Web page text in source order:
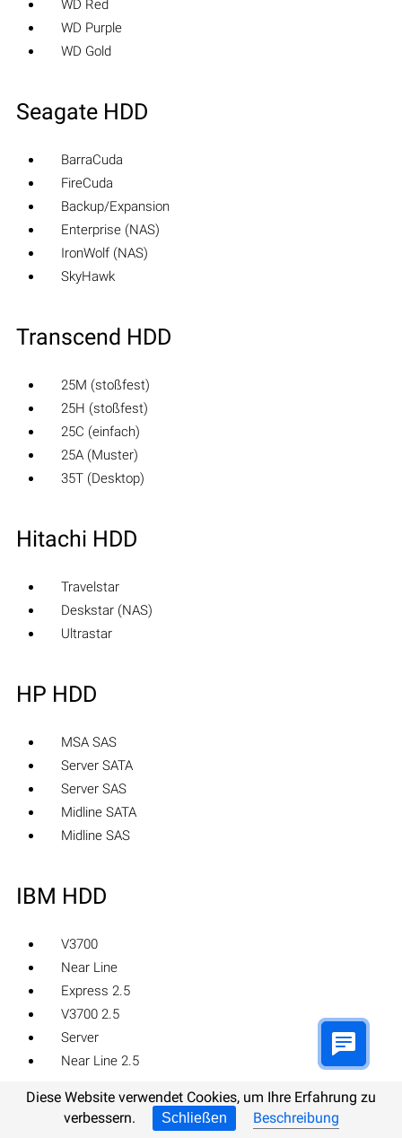
WD Red
WD Purple
WD Gold
Seagate HDD
BarraCuda
FireCuda
Backup/Expansion
Enterprise (NAS)
IronWolf (NAS)
SkyHawk
Transcend HDD
25M (stoßfest)
25H (stoßfest)
25C (einfach)
25A (Muster)
35T (Desktop)
Hitachi HDD
Travelstar
Deskstar (NAS)
Ultrastar
HP HDD
MSA SAS
Server SATA
Server SAS
Midline SATA
Midline SAS
IBM HDD
V3700
Near Line
Express 2.5
V3700 2.5
Server
Near Line 2.5
LaCie HDD
Diese Website verwendet Cookies, um Ihre Erfahrung zu
verbessern.
Schließen Beschreibung